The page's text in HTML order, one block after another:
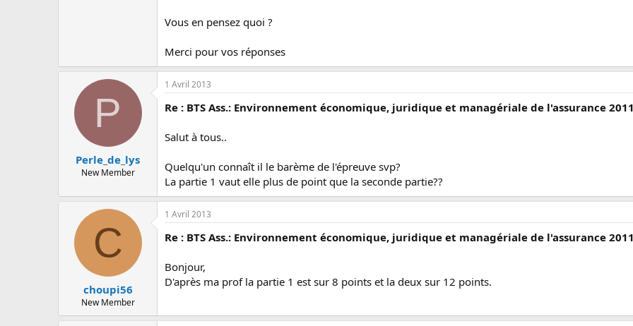
Vous en pensez quoi ?
Merci pour vos réponses
P
Perle_de_lys
New Member
1 Avril 2013
Re : BTS Ass.: Environnement économique, juridique et managériale de l'assurance 2011
Salut à tous..
Quelqu'un connaît il le barème de l'épreuve svp?
La partie 1 vaut elle plus de point que la seconde partie??
C
choupi56
New Member
1 Avril 2013
Re : BTS Ass.: Environnement économique, juridique et managériale de l'assurance 2011
Bonjour,
D'après ma prof la partie 1 est sur 8 points et la deux sur 12 points.